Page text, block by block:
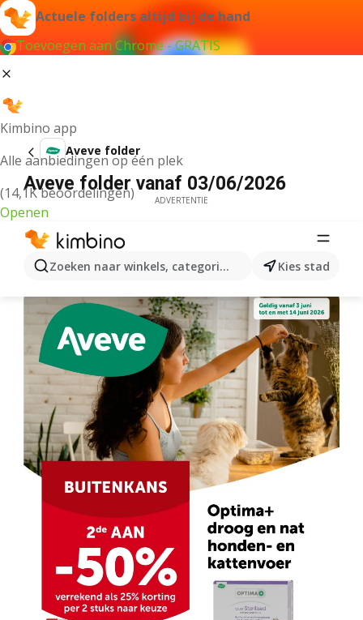
Actuele folders altijd bij de hand
Toevoegen aan Chrome - GRATIS
Kimbino app
Alle aanbiedingen op één plek
(14,1K beoordelingen)
Openen
Zoeken naar winkels, categorieën, producten...
Kies stad
Aveve folder
Aveve folder vanaf 03/06/2026
ADVERTENTIE